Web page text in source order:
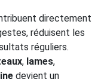
directement
réduisent les
réguliers.
, lames,
devient un